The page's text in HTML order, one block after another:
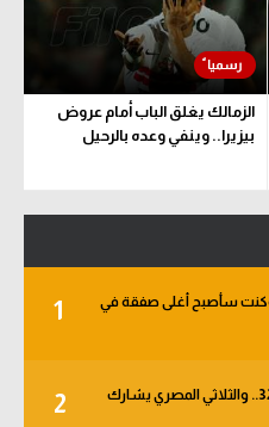
الزمالك يغلق الباب أمام عروض
بيزيرا.. وينفي وعده بالرحيل
1
وكنت سأصبح أغلى صفقة في
2
خبر في الجول - الأهلي يبدأ من دور الـ 32.. والثلاثي المصري يشارك